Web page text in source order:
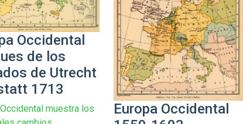
Occidental
de los
de Utrecht
1713
muestra los
Europa Occidental